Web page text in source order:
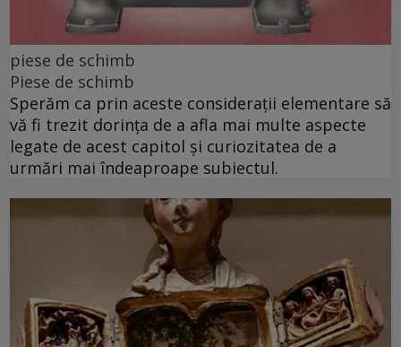
piese de schimb
Piese de schimb
Sperăm ca prin aceste considerații elementare să
vă fi trezit dorința de a afla mai multe aspecte
legate de acest capitol și curiozitatea de a
urmări mai îndeaproape subiectul.